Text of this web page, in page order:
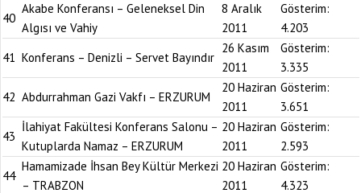
40
Akabe Konferansı – Geleneksel Din
Algısı ve Vahiy
8 Aralık
2011
Gösterim:
4.203
41 Konferans – Denizli – Servet Bayındır
26 Kasım
2011
Gösterim:
3.335
42 Abdurrahman Gazi Vakfı – ERZURUM
20 Haziran
2011
Gösterim:
3.651
43
İlahiyat Fakültesi Konferans Salonu –
Kutuplarda Namaz – ERZURUM
20 Haziran
2011
Gösterim:
2.593
44
Hamamizade İhsan Bey Kültür Merkezi
– TRABZON
20 Haziran
2011
Gösterim:
4.323